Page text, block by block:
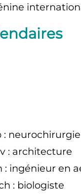
:
: architecture
: ingénieur en
: biologiste